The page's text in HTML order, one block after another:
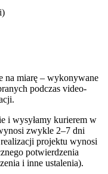
na miarę – wykonywane
podczas video-
i wysyłamy kurierem w
zwykle 2–7 dni
projektu wynosi
potwierdzenia
i inne ustalenia).